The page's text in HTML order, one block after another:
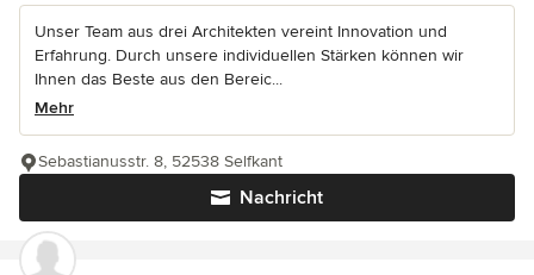
Unser Team aus drei Architekten vereint Innovation und
Erfahrung. Durch unsere individuellen Stärken können wir
Ihnen das Beste aus den Bereic...
Mehr
Nachricht
Sebastianusstr. 8, 52538 Selfkant